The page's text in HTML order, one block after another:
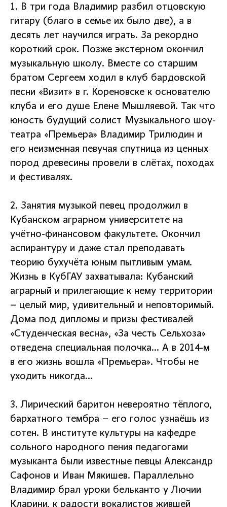
1. В три года Владимир разбил отцовскую
гитару (благо в семье их было две), а в
десять лет научился играть. За рекордно
короткий срок. Позже экстерном окончил
музыкальную школу. Вместе со старшим
братом Сергеем ходил в клуб бардовской
песни «Визит» в г. Кореновске к основателю
клуба и его душе Елене Мышляевой. Так что
юность будущий солист Музыкального шоу-
театра «Премьера» Владимир Трилюдин и
его неизменная певучая спутница из ценных
пород древесины провели в слётах, походах
и фестивалях.
2. Занятия музыкой певец продолжил в
Кубанском аграрном университете на
учётно-финансовом факультете. Окончил
аспирантуру и даже стал преподавать
теорию бухучёта юным пытливым умам.
Жизнь в КубГАУ захватывала: Кубанский
аграрный и прилегающие к нему территории
– целый мир, удивительный и неповторимый.
Дома под дипломы и призы фестивалей
«Студенческая весна», «За честь Сельхоза»
отведена специальная полочка… А в 2014-м
в его жизнь вошла «Премьера». Чтобы не
уходить никогда…
3. Лирический баритон невероятно тёплого,
бархатного тембра – его голос узнаёшь из
сотен. В институте культуры на кафедре
сольного народного пения педагогами
музыканта были известные певцы Александр
Сафонов и Иван Мякишев. Параллельно
Владимир брал уроки бельканто у Лючии
Кларини, к радости вокалистов жившей